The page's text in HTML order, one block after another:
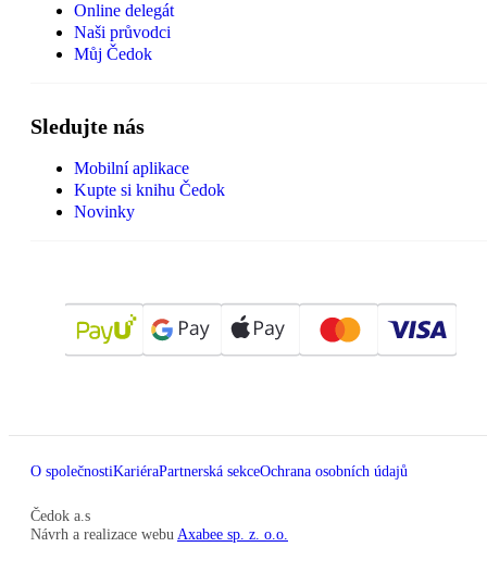
Online delegát
Naši průvodci
Můj Čedok
Sledujte nás
Mobilní aplikace
Kupte si knihu Čedok
Novinky
O společnostiKariéraPartnerská sekceOchrana osobních údajů
Čedok a.s
Návrh a realizace webu Axabee sp. z. o.o.